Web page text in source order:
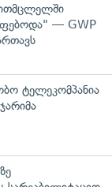
— GWP
ტელეკომპანია